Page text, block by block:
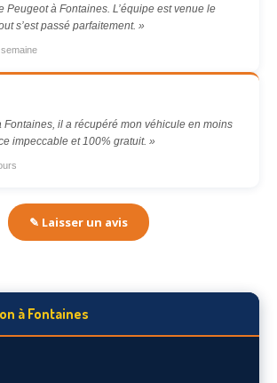
Peugeot à Fontaines. L’équipe est venue le
s’est passé parfaitement. »
Fontaines, il a récupéré mon véhicule en moins
impeccable et 100% gratuit. »
✎ Laisser un avis
à Fontaines